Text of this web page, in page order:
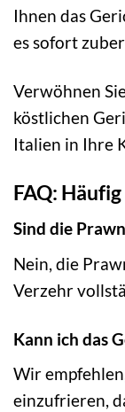
Ihnen das
es sofort
Verwöhnen
köstlichen
Italien in Ihre
FAQ:
Sind die
Nein, die
Verzehr
Kann ich das
Wir
einzufrieren,